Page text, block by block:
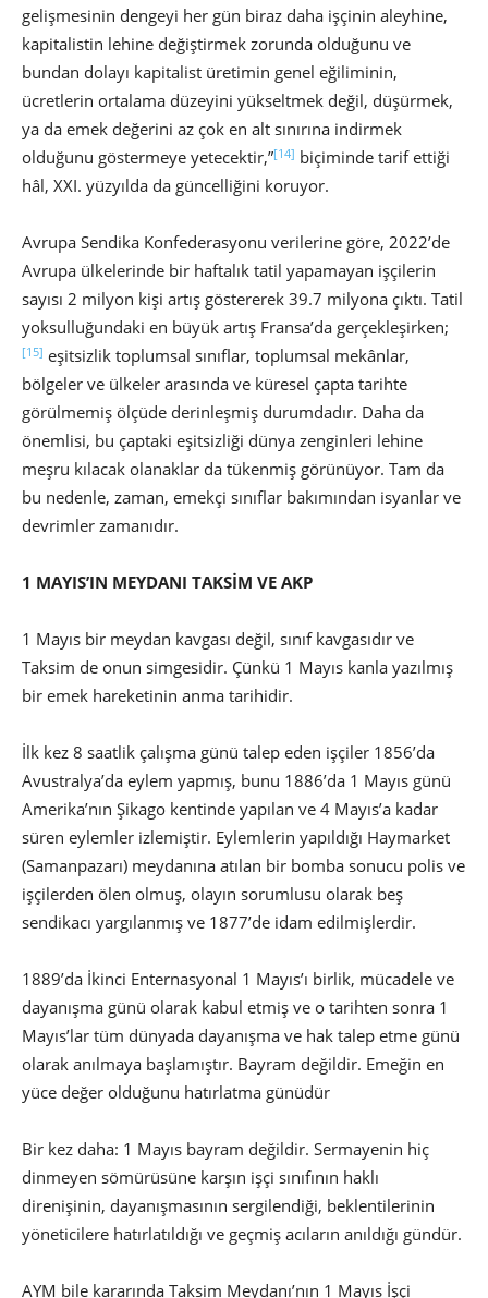
gelişmesinin dengeyi her gün biraz daha işçinin aleyhine,
kapitalistin lehine değiştirmek zorunda olduğunu ve
bundan dolayı kapitalist üretimin genel eğiliminin,
ücretlerin ortalama düzeyini yükseltmek değil, düşürmek,
ya da emek değerini az çok en alt sınırına indirmek
olduğunu göstermeye yetecektir,”[14] biçiminde tarif ettiği
hâl, XXI. yüzyılda da güncelliğini koruyor.
Avrupa Sendika Konfederasyonu verilerine göre, 2022’de
Avrupa ülkelerinde bir haftalık tatil yapamayan işçilerin
sayısı 2 milyon kişi artış göstererek 39.7 milyona çıktı. Tatil
yoksulluğundaki en büyük artış Fransa’da gerçekleşirken;
[15] eşitsizlik toplumsal sınıflar, toplumsal mekânlar,
bölgeler ve ülkeler arasında ve küresel çapta tarihte
görülmemiş ölçüde derinleşmiş durumdadır. Daha da
önemlisi, bu çaptaki eşitsizliği dünya zenginleri lehine
meşru kılacak olanaklar da tükenmiş görünüyor. Tam da
bu nedenle, zaman, emekçi sınıflar bakımından isyanlar ve
devrimler zamanıdır.
1 MAYIS’IN MEYDANI TAKSİM VE AKP
1 Mayıs bir meydan kavgası değil, sınıf kavgasıdır ve
Taksim de onun simgesidir. Çünkü 1 Mayıs kanla yazılmış
bir emek hareketinin anma tarihidir.
İlk kez 8 saatlik çalışma günü talep eden işçiler 1856’da
Avustralya’da eylem yapmış, bunu 1886’da 1 Mayıs günü
Amerika’nın Şikago kentinde yapılan ve 4 Mayıs’a kadar
süren eylemler izlemiştir. Eylemlerin yapıldığı Haymarket
(Samanpazarı) meydanına atılan bir bomba sonucu polis ve
işçilerden ölen olmuş, olayın sorumlusu olarak beş
sendikacı yargılanmış ve 1877’de idam edilmişlerdir.
1889’da İkinci Enternasyonal 1 Mayıs’ı birlik, mücadele ve
dayanışma günü olarak kabul etmiş ve o tarihten sonra 1
Mayıs’lar tüm dünyada dayanışma ve hak talep etme günü
olarak anılmaya başlamıştır. Bayram değildir. Emeğin en
yüce değer olduğunu hatırlatma günüdür
Bir kez daha: 1 Mayıs bayram değildir. Sermayenin hiç
dinmeyen sömürüsüne karşın işçi sınıfının haklı
direnişinin, dayanışmasının sergilendiği, beklentilerinin
yöneticilere hatırlatıldığı ve geçmiş acıların anıldığı gündür.
AYM bile kararında Taksim Meydanı’nın 1 Mayıs İşçi